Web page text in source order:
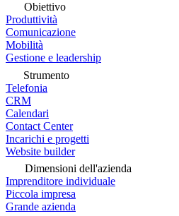
Obiettivo
Produttività
Comunicazione
Mobilità
Gestione e leadership
Strumento
Telefonia
CRM
Calendari
Contact Center
Incarichi e progetti
Website builder
Dimensioni dell'azienda
Imprenditore individuale
Piccola impresa
Grande azienda